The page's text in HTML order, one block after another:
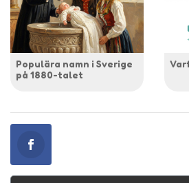
Populära namn i Sverige
på 1880-talet